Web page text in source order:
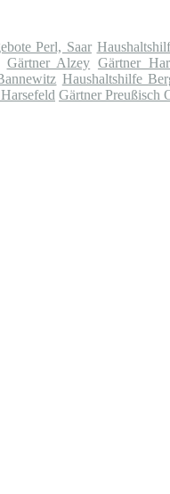
Perl, Saar
Gärtner Alzey Gärtner
Haushaltshilfe
Gärtner Preußisch